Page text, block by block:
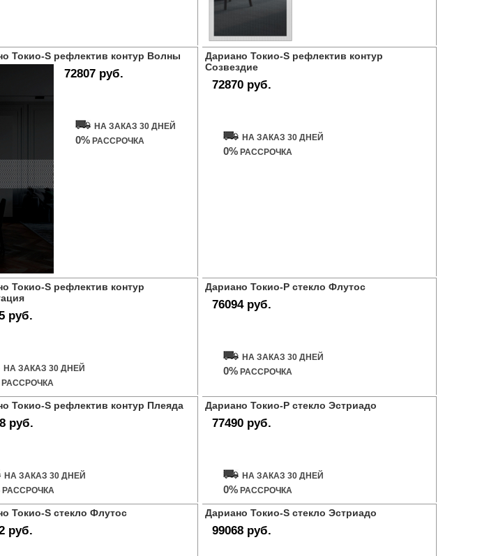
Токио-S рефлектив контур Волны
72807 руб.
НА ЗАКАЗ 30 ДНЕЙ
0% РАССРОЧКА
Дариано Токио-S рефлектив контур
Созвездие
72870 руб.
НА ЗАКАЗ 30 ДНЕЙ
0% РАССРОЧКА
Токио-S рефлектив контур
руб.
НА ЗАКАЗ 30 ДНЕЙ
РАССРОЧКА
Дариано Токио-Р стекло Флутос
76094 руб.
НА ЗАКАЗ 30 ДНЕЙ
0% РАССРОЧКА
Токио-S рефлектив контур Плеяда
руб.
НА ЗАКАЗ 30 ДНЕЙ
РАССРОЧКА
Дариано Токио-Р стекло Эстриадо
77490 руб.
НА ЗАКАЗ 30 ДНЕЙ
0% РАССРОЧКА
Токио-S стекло Флутос
руб.
Дариано Токио-S стекло Эстриадо
99068 руб.